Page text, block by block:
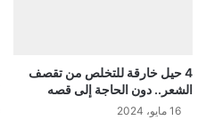
4 حيل خارقة للتخلص من تقصف
الشعر.. دون الحاجة إلى قصه
16 مايو، 2024